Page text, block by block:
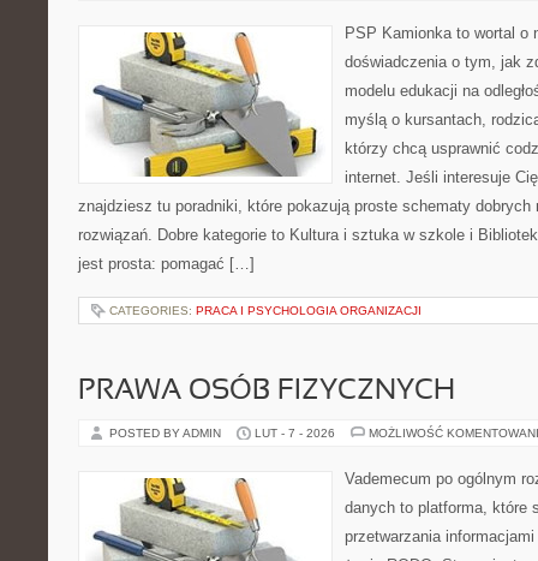
PSP Kamionka to wortal o
doświadczenia o tym, jak
modelu edukacji na
myślą o kursantach,
którzy chcą usprawnić
internet. Jeśli interesuje
znajdziesz tu poradniki, które pokazują proste schematy dobrych
rozwiązań. Dobre kategorie to Kultura i sztuka w szkole i
jest prosta: pomagać […]
CATEGORIES: PRACA I PSYCHOLOGIA ORGANIZACJI
PRAWA OSÓB FIZYCZNYCH
POSTED BY ADMIN LUT - 7 - 2026 MOŻLIWOŚĆ
Vademecum po ogólnym
danych to platforma, które
przetwarzania